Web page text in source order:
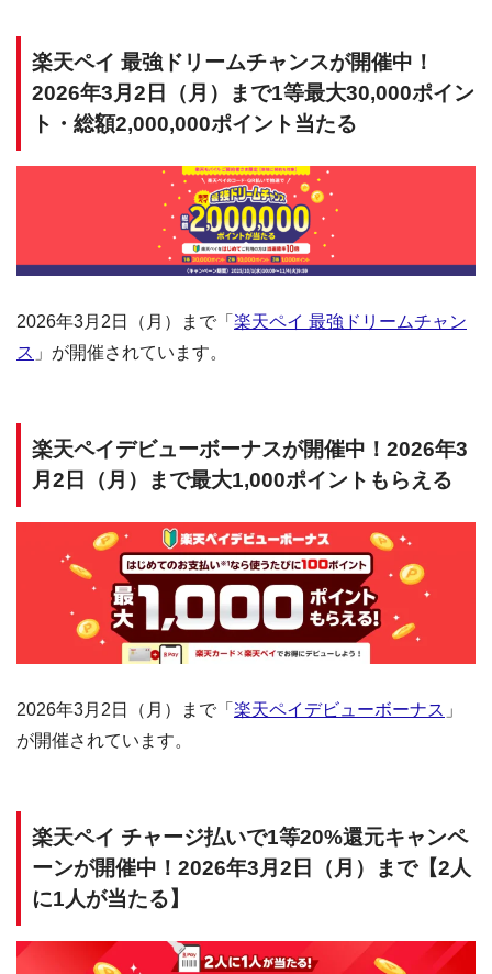
楽天ペイ 最強ドリームチャンスが開催中！
2026年3月2日（月）まで1等最大30,000ポイン
ト・総額2,000,000ポイント当たる
2026年3月2日（月）まで「 楽天ペイ 最強ドリームチャン
ス 」が開催されています。
楽天ペイデビューボーナスが開催中！2026年3
月2日（月）まで最大1,000ポイントもらえる
2026年3月2日（月）まで「 楽天ペイデビューボーナス 」
が開催されています。
楽天ペイ チャージ払いで1等20%還元キャンペ
ーンが開催中！2026年3月2日（月）まで【2人
に1人が当たる】